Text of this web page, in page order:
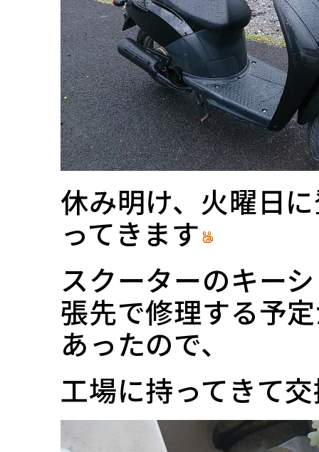
休み明け、火曜日
ってきます
スクーターのキー
張先で修理する予
あったので、
工場に持ってきて